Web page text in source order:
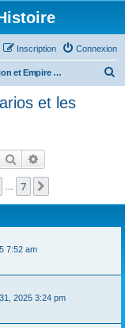
Connexion
Inscription
Révolution et Empire - Les scenarios et les rapports de bataille
h
et les
Rechercher
7
7:52 am
2025 3:24 pm